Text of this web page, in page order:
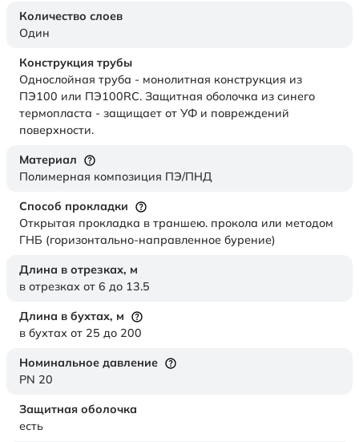
Количество слоев
Один
Конструкция трубы
Однослойная труба - монолитная конструкция из
ПЭ100 или ПЭ100RC. Защитная оболочка из синего
термопласта - защищает от УФ и повреждений
поверхности.
Материал
Полимерная композиция ПЭ/ПНД
Способ прокладки
Открытая прокладка в траншею. прокола или методом
ГНБ (горизонтально-направленное бурение)
Длина в отрезках, м
в отрезках от 6 до 13.5
Длина в бухтах, м
в бухтах от 25 до 200
Номинальное давление
PN 20
Защитная оболочка
есть